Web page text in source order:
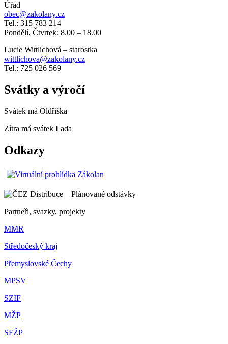
Úřad
obec@zakolany.cz
Tel.: 315 783 214
Pondělí, Čtvrtek: 8.00 – 18.00
Lucie Wittlichová – starostka
wittlichova@zakolany.cz
Tel.: 725 026 569
Svátky a výročí
Svátek má Oldřiška
Zítra má svátek Lada
Odkazy
Partneři, svazky, projekty
MMR
Středočeský kraj
Přemyslovské Čechy
MPSV
SZIF
MŽP
SFŽP